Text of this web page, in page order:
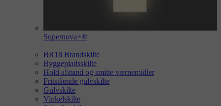
Supernova+®
BR18 Brandskilte
Byggepladsskilte
Hold afstand og smitte værnemidler
Fritstående gulvskilte
Gulvskilte
Vinkelskilte